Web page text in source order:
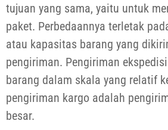
tujuan yang sama, yaitu untuk
paket. Perbedaannya terletak
atau kapasitas barang yang
pengiriman. Pengiriman
barang dalam skala yang relatif
pengiriman kargo adalah
besar.